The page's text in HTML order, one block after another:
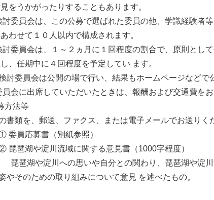
うかがったりすることもあります。
員会は、この公募で選ばれた委員の他、学識経験者等
せて１０人以内で構成されます。
員会は、１～２ヵ月に１回程度の割合で、原則として
任期中に４回程度を予定してい ます。
員会は公開の場で行い、結果もホームページなどで公
に出席していただいたときは、報酬および交通費をお
方法等
を、郵送、ファクス、または電子メールでお送りく
募書（別紙参照）
や淀川流域に関する意見書（1000字程度）
淀川への思いや自分との関わり、琵琶湖や淀川
のための取り組みについて意見 を述べたもの。